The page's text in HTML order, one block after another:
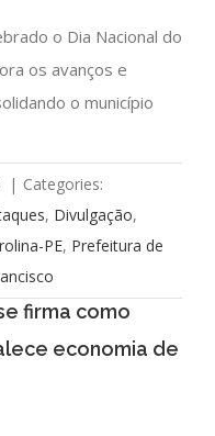
o Dia Nacional do
os avanços e
o município
| Categories:
, Divulgação,
PE, Prefeitura de
firma como
economia de